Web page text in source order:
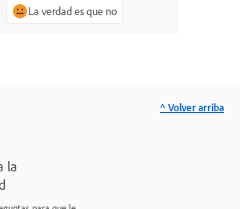
La verdad es que no
la
^ Volver arriba